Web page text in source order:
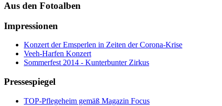
Aus den Fotoalben
Impressionen
Konzert der Emsperlen in Zeiten der Corona-Krise
Veeh-Harfen Konzert
Sommerfest 2014 - Kunterbunter Zirkus
Pressespiegel
TOP-Pflegeheim gemäß Magazin Focus